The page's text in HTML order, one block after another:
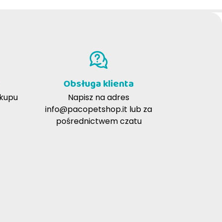
Obsługa klienta
Napisz na adres
info@pacopetshop.it lub za
pośrednictwem czatu